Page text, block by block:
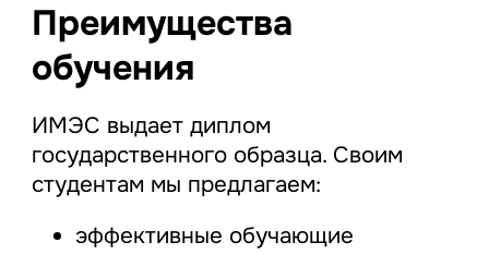
Преимущества
обучения
ИМЭС выдает диплом
государственного образца. Своим
студентам мы предлагаем:
эффективные обучающие